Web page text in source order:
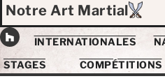
Notre Art Martial
INTERNATIONALES
STAGES
COMPÉTITIONS